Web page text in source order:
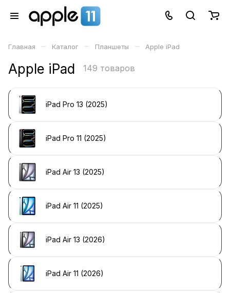
Главная – Каталог – Планшеты – Apple iPad
Apple iPad 149 товаров
iPad Pro 13 (2025)
iPad Pro 11 (2025)
iPad Air 13 (2025)
iPad Air 11 (2025)
iPad Air 13 (2026)
iPad Air 11 (2026)